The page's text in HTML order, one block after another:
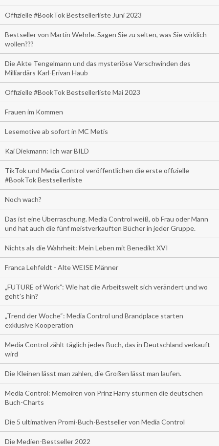
Offizielle #BookTok Bestsellerliste Juni 2023
Bestseller von Martin Wehrle. Sagen Sie zu selten, was Sie wirklich
wollen???
Die Akte Tengelmann und das mysteriöse Verschwinden des
Milliardärs Karl-Erivan Haub
Offizielle #BookTok Bestsellerliste Mai 2023
Frauen im Kommen
Lesemotive ab sofort in MC Metis
Kai Diekmann: Ich war BILD
TikTok und Media Control veröffentlichen die erste offizielle
#BookTok Bestsellerliste
Noch wach?
Das ist eine Überraschung. Media Control weiß, ob Frau oder Mann
und hat auch die fünf meistverkauften Bücher in jeder Gruppe.
Nichts als die Wahrheit: Mein Leben mit Benedikt XVI
Franca Lehfeldt - Alte WEISE Männer
„FUTURE of Work”: Wie hat die Arbeitswelt sich verändert und wo
geht’s hin?
„Trend der Woche“: Media Control und Brandplace starten
exklusive Kooperation
Media Control zählt täglich jedes Buch, das in Deutschland verkauft
wird
Die Kleinen lässt man zahlen, die Großen lässt man laufen.
Media Control: Memoiren von Prinz Harry stürmen die deutschen
Buch-Charts
Die 5 ultimativen Promi-Buch-Bestseller von Media Control
Die Medien-Bestseller 2022